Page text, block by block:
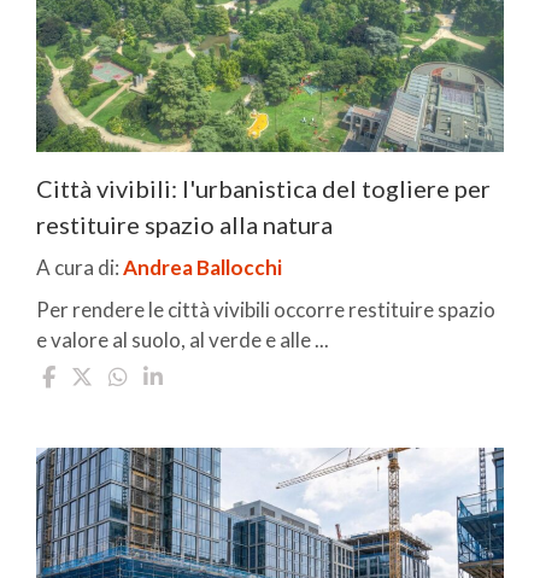
Città vivibili: l'urbanistica del togliere per
restituire spazio alla natura
A cura di:Andrea Ballocchi
Per rendere le città vivibili occorre restituire spazio
e valore al suolo, al verde e alle ...